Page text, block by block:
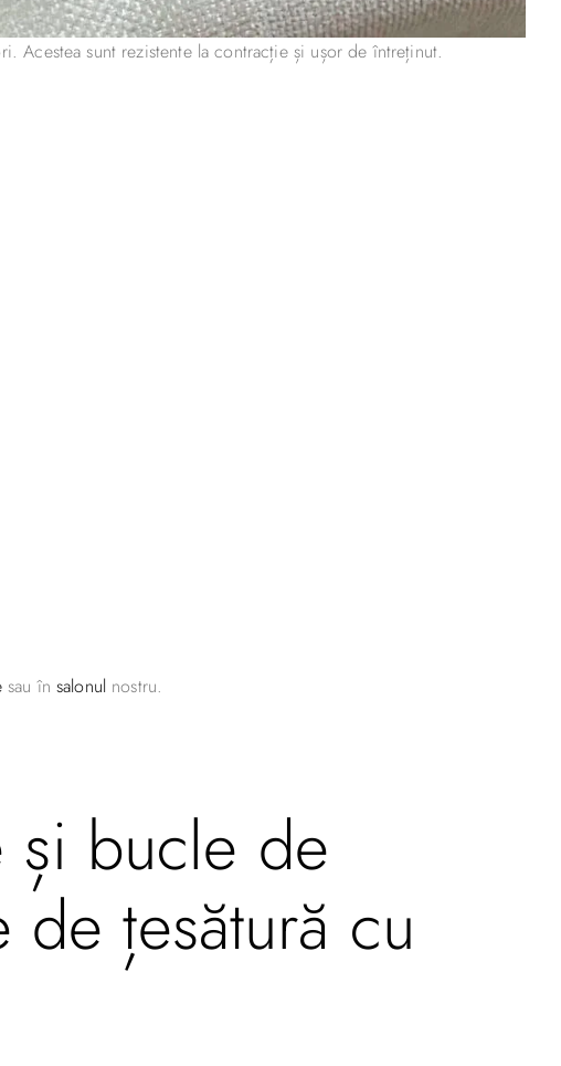
Acestea sunt rezistente la contracție și ușor de întreținut.
sau în salonul nostru.
și bucle de
de țesătură cu